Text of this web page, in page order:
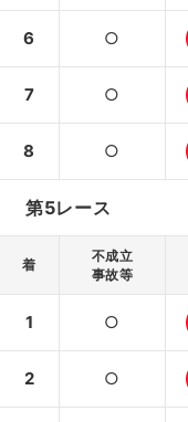
6 ○
7 ○
8 ○
第5レース
着
不成立
事故等
1 ○
2 ○